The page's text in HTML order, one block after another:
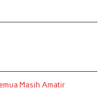
Masih Amatir